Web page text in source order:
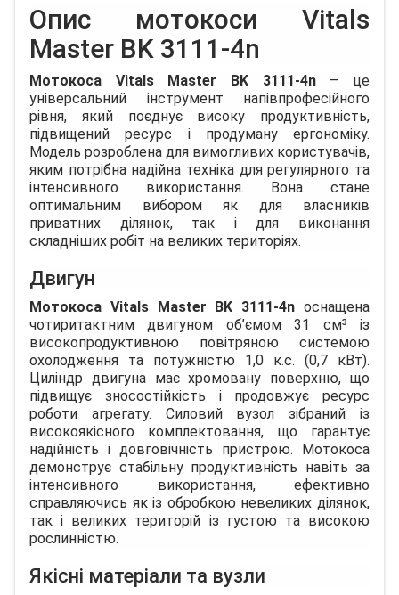
Опис мотокоси Vitals
Master BK 3111-4n
Мотокоса Vitals Master BK 3111-4n
– це
універсальний інструмент напівпрофесійного
рівня, який поєднує високу продуктивність,
підвищений ресурс і продуману ергономіку.
Модель розроблена для вимогливих користувачів,
яким потрібна надійна техніка для регулярного та
інтенсивного використання. Вона стане
оптимальним вибором як для власників
приватних ділянок, так і для виконання
складніших робіт на великих територіях.
Двигун
Мотокоса Vitals Master BK 3111-4n оснащена
чотиритактним двигуном об’ємом 31 см³ із
високопродуктивною повітряною системою
охолодження та потужністю 1,0 к.с. (0,7 кВт).
Циліндр двигуна має хромовану поверхню, що
підвищує зносостійкість і продовжує ресурс
роботи агрегату. Силовий вузол зібраний із
високоякісного комплектовання, що гарантує
надійність і довговічність пристрою. Мотокоса
демонструє стабільну продуктивність навіть за
інтенсивного використання, ефективно
справляючись як із обробкою невеликих ділянок,
так і великих територій із густою та високою
рослинністю.
Якісні матеріали та вузли